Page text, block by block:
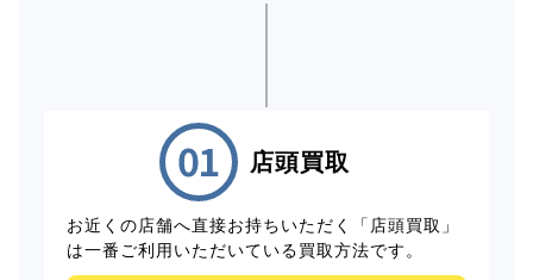
店頭買取
お近くの店舗へ直接お持ちいただく「店頭買取」
は一番ご利用いただいている買取方法です。